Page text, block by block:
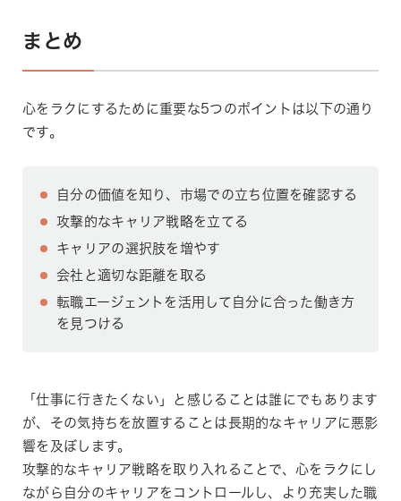
まとめ
心をラクにするために重要な5つのポイントは以下の通り
です。
自分の価値を知り、市場での立ち位置を確認する
攻撃的なキャリア戦略を立てる
キャリアの選択肢を増やす
会社と適切な距離を取る
転職エージェントを活用して自分に合った働き方
を見つける
「仕事に行きたくない」と感じることは誰にでもあります
が、その気持ちを放置することは長期的なキャリアに悪影
響を及ぼします。
攻撃的なキャリア戦略を取り入れることで、心をラクにし
ながら自分のキャリアをコントロールし、より充実した職